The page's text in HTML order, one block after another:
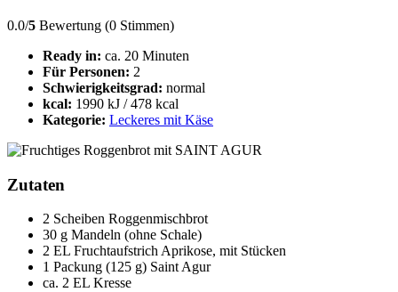
0.0/5 Bewertung (0 Stimmen)
Ready in: ca. 20 Minuten
Für Personen: 2
Schwierigkeitsgrad: normal
kcal: 1990 kJ / 478 kcal
Kategorie: Leckeres mit Käse
Zutaten
2 Scheiben Roggenmischbrot
30 g Mandeln (ohne Schale)
2 EL Fruchtaufstrich Aprikose, mit Stücken
1 Packung (125 g) Saint Agur
ca. 2 EL Kresse